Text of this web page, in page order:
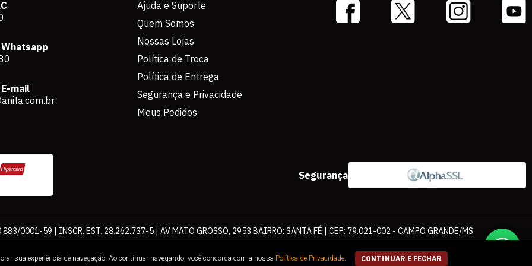
mail
Ajuda e Suporte
Quem Somos
Nossas Lojas
Política de Troca
Política de Entrega
Segurança e Privacidade
Meus Pedidos
Segurança
0001-59 | INSCR. EST. 28.262.737-5 | AV MATO GROSSO, 2953 BAIRRO: SANTA FÉ | CEP: 79.021-002 - CAMPO GRANDE/MS
Loja. É proibida a utilização total ou parcial sem nossa autorização.
sua experiência de navegação. Ao continuar navegando, você concorda com a nossa Política de Privacidade CONTINUAR E FECHAR